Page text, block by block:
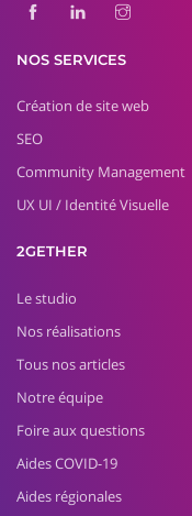
NOS SERVICES
Création de site web
SEO
Community Management
UX UI / Identité Visuelle
2GETHER
Le studio
Nos réalisations
Tous nos articles
Notre équipe
Foire aux questions
Aides COVID-19
Aides régionales